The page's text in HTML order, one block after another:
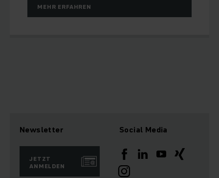
MEHR ERFAHREN
Newsletter
JETZT
ANMELDEN
Social Media